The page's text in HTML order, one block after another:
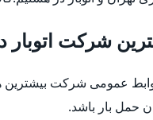
شرکت
عمومی شرکت بیشترین
حمل بار باشد.